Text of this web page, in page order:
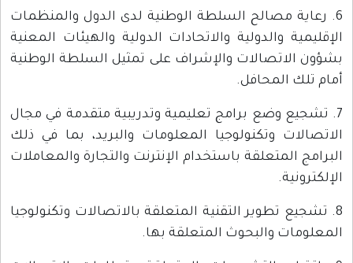
6. رعاية مصالح السلطة الوطنية لدى الدول والمنظمات
الإقليمية والدولية والاتحادات الدولية والهيئات المعنية
بشؤون الاتصالات والإشراف على تمثيل السلطة الوطنية
أمام تلك المحافل.
7. تشجيع وضع برامج تعليمية وتدريبية متقدمة في مجال
الاتصالات وتكنولوجيا المعلومات والبريد، بما في ذلك
البرامج المتعلقة باستخدام الإنترنت والتجارة والمعاملات
الإلكترونية.
8. تشجيع تطوير التقنية المتعلقة بالاتصالات وتكنولوجيا
المعلومات والبحوث المتعلقة بها.